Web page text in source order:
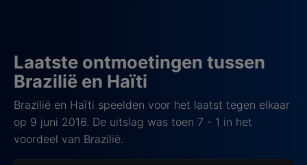
Laatste ontmoetingen tussen
Brazilië en Haïti
Brazilië en Haïti speelden voor het laatst tegen elkaar
op 9 juni 2016. De uitslag was toen 7 - 1 in het
voordeel van Brazilië.